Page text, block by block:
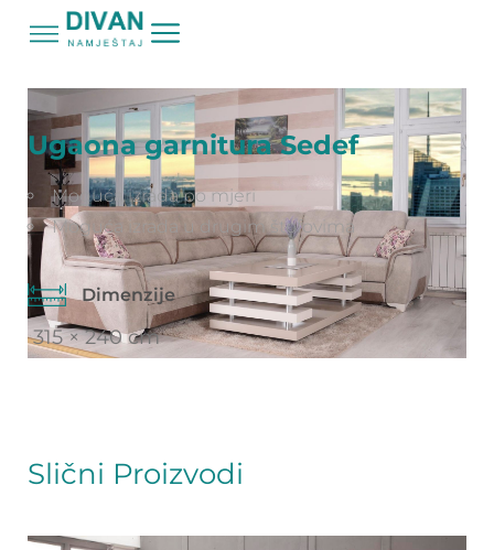
Početna / Proizvodi
Ugaona garnitura Sedef
Moguća izrada po mjeri
Moguća izrada u drugim štofovima
Dimenzije
315 × 240 cm
Slični Proizvodi